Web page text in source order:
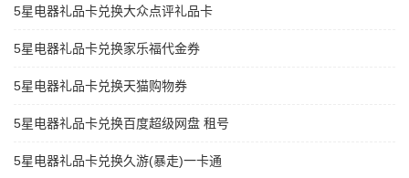
5星电器礼品卡兑换大众点评礼品卡
5星电器礼品卡兑换家乐福代金券
5星电器礼品卡兑换天猫购物券
5星电器礼品卡兑换百度超级网盘 租号
5星电器礼品卡兑换久游(暴走)一卡通